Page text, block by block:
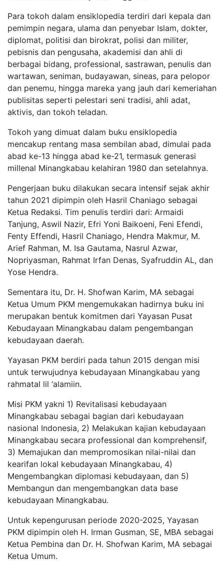
Para tokoh dalam ensiklopedia terdiri dari kepala dan
pemimpin negara, ulama dan penyebar Islam, dokter,
diplomat, politisi dan birokrat, polisi dan militer,
pebisnis dan pengusaha, akademisi dan ahli di
berbagai bidang, professional, sastrawan, penulis dan
wartawan, seniman, budayawan, sineas, para pelopor
dan penemu, hingga mareka yang jauh dari kemeriahan
publisitas seperti pelestari seni tradisi, ahli adat,
aktivis, dan tokoh teladan.
Tokoh yang dimuat dalam buku ensiklopedia
mencakup rentang masa sembilan abad, dimulai pada
abad ke-13 hingga abad ke-21, termasuk generasi
millenal Minangkabau kelahiran 1980 dan setelahnya.
Pengerjaan buku dilakukan secara intensif sejak akhir
tahun 2021 dipimpin oleh Hasril Chaniago sebagai
Ketua Redaksi. Tim penulis terdiri dari: Armaidi
Tanjung, Aswil Nazir, Efri Yoni Baikoeni, Feni Efendi,
Fenty Effendi, Hasril Chaniago, Hendra Makmur, M.
Arief Rahman, M. Isa Gautama, Nasrul Azwar,
Nopriyasman, Rahmat Irfan Denas, Syafruddin AL, dan
Yose Hendra.
Sementara itu, Dr. H. Shofwan Karim, MA sebagai
Ketua Umum PKM mengemukakan hadirnya buku ini
merupakan bentuk komitmen dari Yayasan Pusat
Kebudayaan Minangkabau dalam pengembangan
kebudayaan daerah.
Yayasan PKM berdiri pada tahun 2015 dengan misi
untuk terwujudnya kebudayaan Minangkabau yang
rahmatal lil ‘alamiin.
Misi PKM yakni 1) Revitalisasi kebudayaan
Minangkabau sebagai bagian dari kebudayaan
nasional Indonesia, 2) Melakukan kajian kebudayaan
Minangkabau secara professional dan komprehensif,
3) Memajukan dan mempromosikan nilai-nilai dan
kearifan lokal kebudayaan Minangkabau, 4)
Mengembangkan diplomasi kebudayaan, dan 5)
Membangun dan mengembangkan data base
kebudayaan Minangkabau.
Untuk kepengurusan periode 2020-2025, Yayasan
PKM dipimpin oleh H. Irman Gusman, SE, MBA sebagai
Ketua Pembina dan Dr. H. Shofwan Karim, MA sebagai
Ketua Umum.